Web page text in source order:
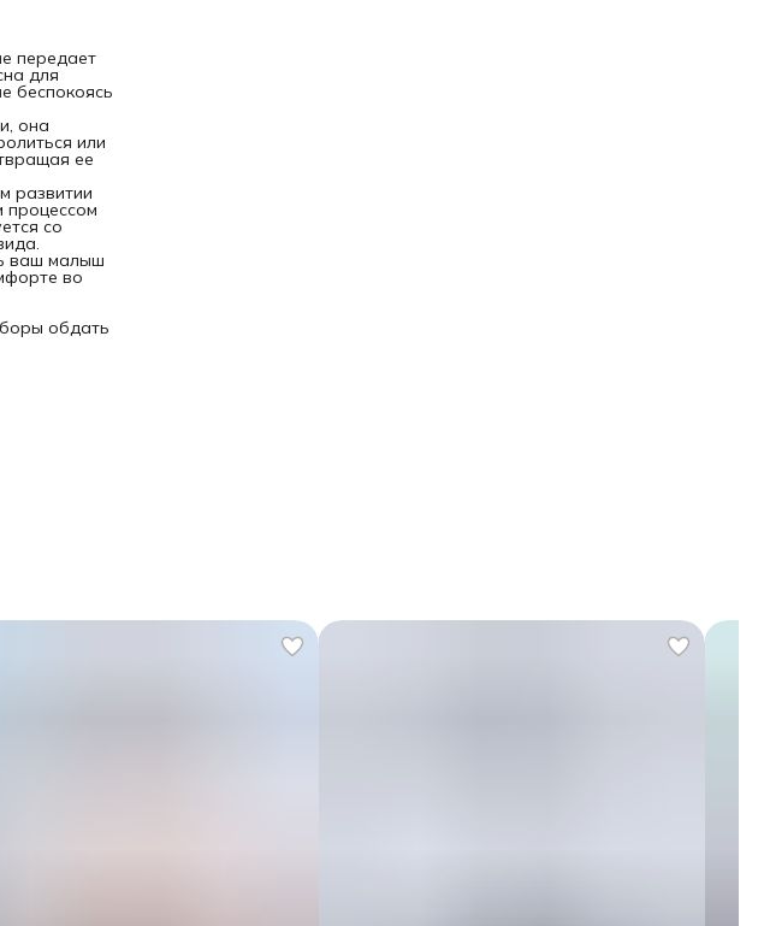
передает
для
беспокоясь
она
или
ее
развитии
процессом
со
ваш малыш
во
обдать